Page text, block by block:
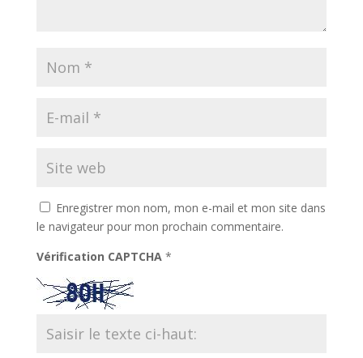
Enregistrer mon nom, mon e-mail et mon site dans
le navigateur pour mon prochain commentaire.
Vérification CAPTCHA *